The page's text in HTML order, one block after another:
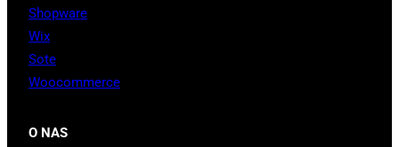
Shopware
Wix
Sote
Woocommerce
O NAS